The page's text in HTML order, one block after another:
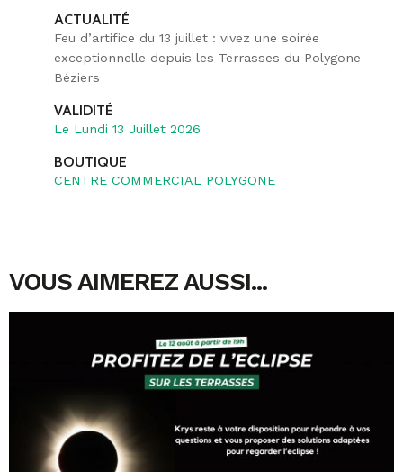
ACTUALITÉ
Feu d’artifice du 13 juillet : vivez une soirée
exceptionnelle depuis les Terrasses du Polygone
Béziers
VALIDITÉ
Le Lundi 13 Juillet 2026
BOUTIQUE
CENTRE COMMERCIAL POLYGONE
VOUS AIMEREZ AUSSI...